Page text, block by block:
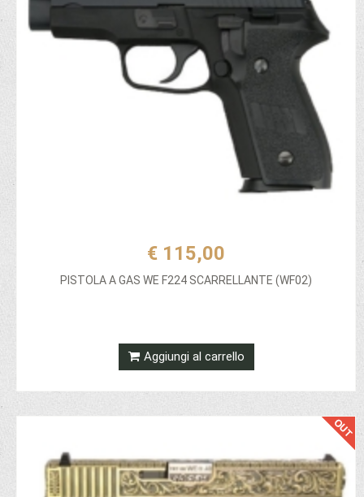
€ 115,00
PISTOLA A GAS WE F224 SCARRELLANTE (WF02)
Aggiungi al carrello